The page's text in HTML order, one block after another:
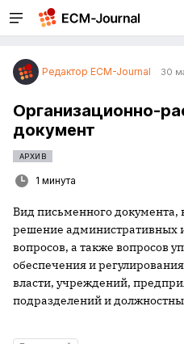
Редактор ECM-Journal 30
Организационно-
документ
АРХИВ
1 минута
Вид письменного документа,
решение административных
вопросов, а также вопросов
обеспечения и
власти, учреждений,
подразделений и